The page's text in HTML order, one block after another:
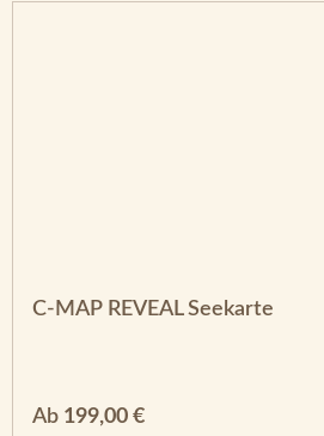
C-MAP REVEAL Seekarte
Regulärer Preis:
Ab 199,00 €